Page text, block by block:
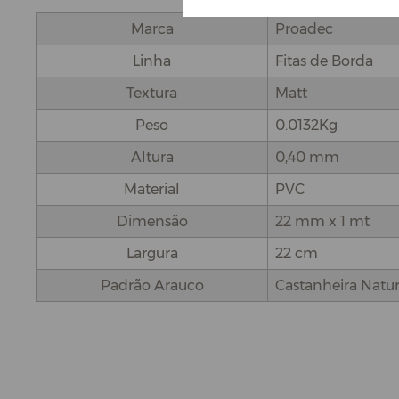
Marca
Proadec
Linha
Fitas de Borda
Textura
Matt
Peso
0.0132Kg
Altura
0,40 mm
Material
PVC
Dimensão
22 mm x 1 mt
Largura
22 cm
Padrão Arauco
Castanheira